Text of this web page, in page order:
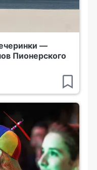
—
Пионерского